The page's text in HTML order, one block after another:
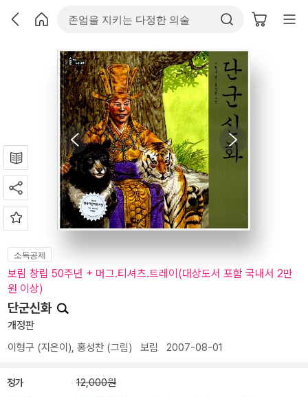
소득공제
보림 창립 50주년 + 머그.티셔츠.트레이(대상도서 포함 국내서 2만
원 이상)
단군신화
개정판
이형구 (지은이), 홍성찬 (그림) 보림 2007-08-01
정가 12,000원